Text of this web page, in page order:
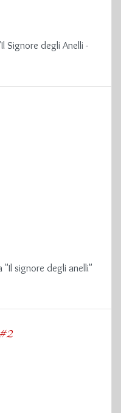
Signore degli Anelli -
"Il signore degli anelli"